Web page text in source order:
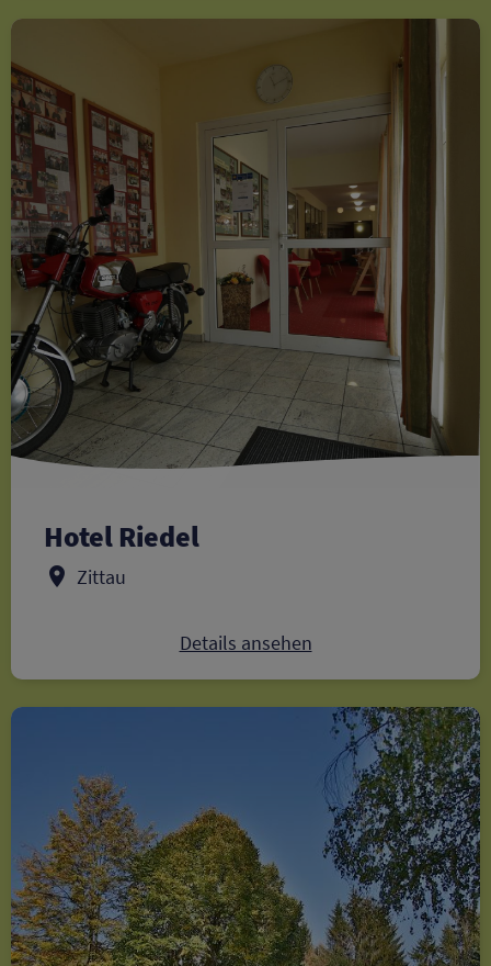
Hotel Riedel
Zittau
Details ansehen